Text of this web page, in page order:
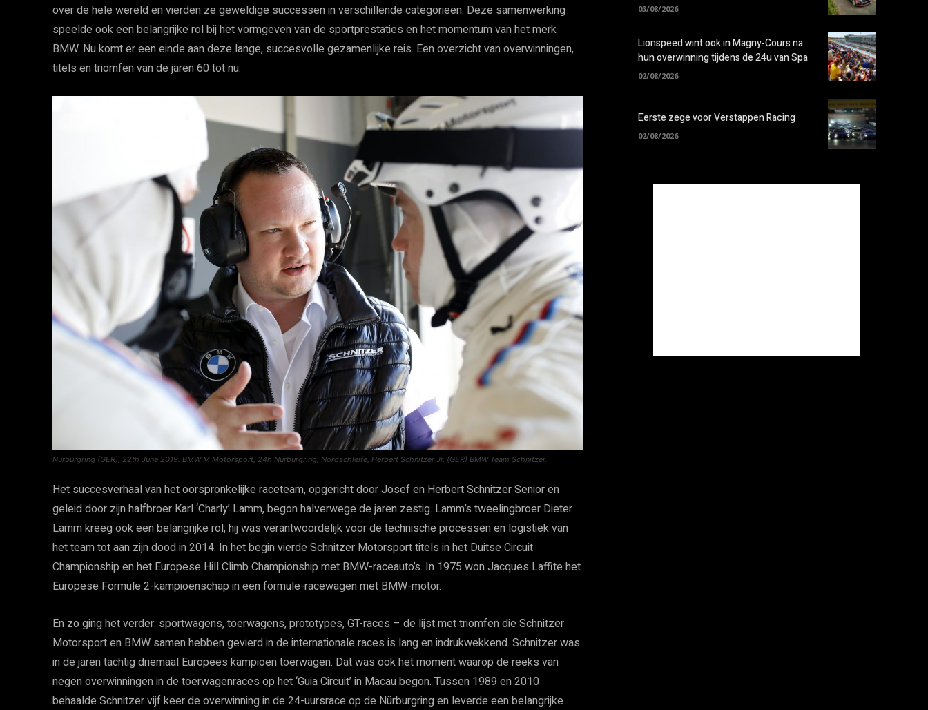
over de hele wereld en vierden ze geweldige successen in verschillende categorieën. Deze samenwerking
speelde ook een belangrijke rol bij het vormgeven van de sportprestaties en het momentum van het merk
BMW. Nu komt er een einde aan deze lange, succesvolle gezamenlijke reis. Een overzicht van overwinningen,
titels en triomfen van de jaren 60 tot nu.
Nürburgring (GER), 22th June 2019. BMW M Motorsport, 24h Nürburgring, Nordschleife, Herbert Schnitzer Jr. (GER) BMW Team Schnitzer.
Het succesverhaal van het oorspronkelijke raceteam, opgericht door Josef en Herbert Schnitzer Senior en
geleid door zijn halfbroer Karl ‘Charly’ Lamm, begon halverwege de jaren zestig. Lamm’s tweelingbroer Dieter
Lamm kreeg ook een belangrijke rol; hij was verantwoordelijk voor de technische processen en logistiek van
het team tot aan zijn dood in 2014. In het begin vierde Schnitzer Motorsport titels in het Duitse Circuit
Championship en het Europese Hill Climb Championship met BMW-raceauto’s. In 1975 won Jacques Laffite het
Europese Formule 2-kampioenschap in een formule-racewagen met BMW-motor.
En zo ging het verder: sportwagens, toerwagens, prototypes, GT-races – de lijst met triomfen die Schnitzer
Motorsport en BMW samen hebben gevierd in de internationale races is lang en indrukwekkend. Schnitzer was
in de jaren tachtig driemaal Europees kampioen toerwagen. Dat was ook het moment waarop de reeks van
negen overwinningen in de toerwagenraces op het ‘Guia Circuit’ in Macau begon. Tussen 1989 en 2010
behaalde Schnitzer vijf keer de overwinning in de 24-uursrace op de Nürburgring en leverde een belangrijke
03/08/2026
Lionspeed wint ook in Magny-Cours na
hun overwinning tijdens de 24u van Spa
02/08/2026
Eerste zege voor Verstappen Racing
02/08/2026